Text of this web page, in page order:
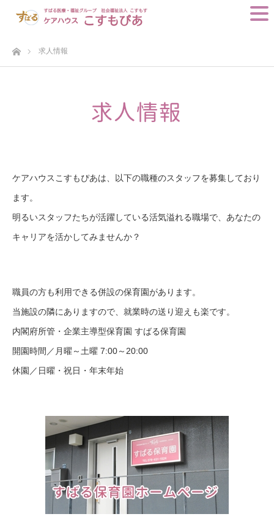
ホーム求人情報
ケアハウスこすもぴあは、以下の職種のスタッフを募集しており
ます。
明るいスタッフたちが活躍している活気溢れる職場で、あなたの
キャリアを活かしてみませんか？
職員の方も利用できる併設の保育園があります。
当施設の隣にありますので、就業時の送り迎えも楽です。
内閣府所管・企業主導型保育園 すばる保育園
開園時間／月曜～土曜 7:00～20:00
休園／日曜・祝日・年末年始